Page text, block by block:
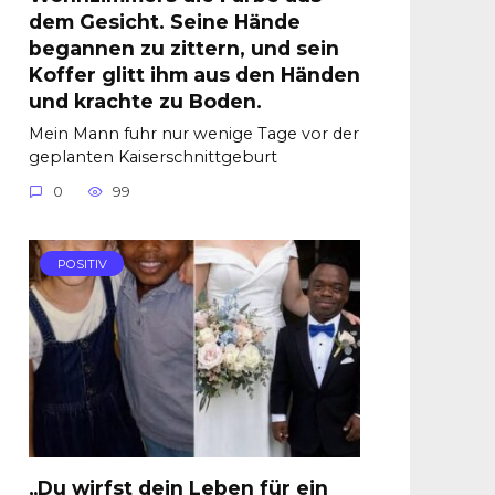
dem Gesicht. Seine Hände
begannen zu zittern, und sein
Koffer glitt ihm aus den Händen
und krachte zu Boden.
Mein Mann fuhr nur wenige Tage vor der
geplanten Kaiserschnittgeburt
0 99
POSITIV
„Du wirfst dein Leben für ein